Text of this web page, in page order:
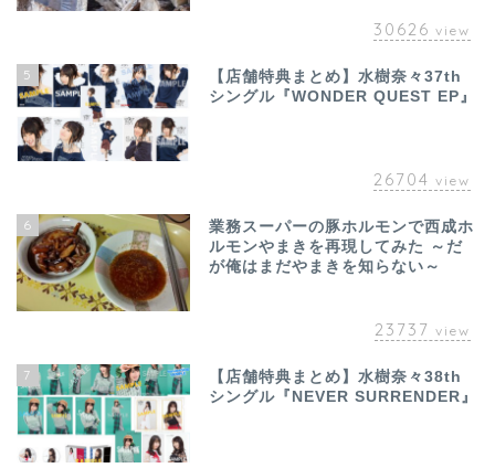
30626 view
5
【店舗特典まとめ】水樹奈々37th
シングル『WONDER QUEST EP』
26704 view
6
業務スーパーの豚ホルモンで西成ホ
ルモンやまきを再現してみた ～だ
が俺はまだやまきを知らない～
23737 view
7
【店舗特典まとめ】水樹奈々38th
シングル『NEVER SURRENDER』